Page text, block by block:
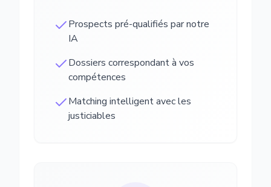
Prospects pré-qualifiés par notre
IA
Dossiers correspondant à vos
compétences
Matching intelligent avec les
justiciables